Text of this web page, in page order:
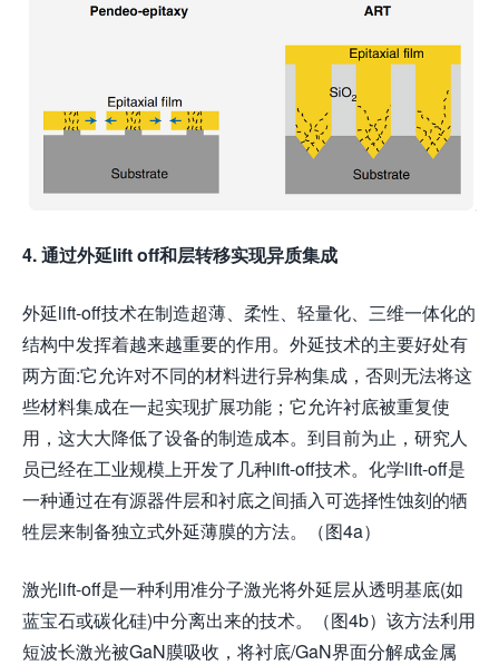
4. 通过外延lift off和层转移实现异质集成
外延lift-off技术在制造超薄、柔性、轻量化、三维一体化的
结构中发挥着越来越重要的作用。外延技术的主要好处有
两方面:它允许对不同的材料进行异构集成，否则无法将这
些材料集成在一起实现扩展功能；它允许衬底被重复使
用，这大大降低了设备的制造成本。到目前为止，研究人
员已经在工业规模上开发了几种lift-off技术。化学lift-off是
一种通过在有源器件层和衬底之间插入可选择性蚀刻的牺
牲层来制备独立式外延薄膜的方法。（图4a）
激光lift-off是一种利用准分子激光将外延层从透明基底(如
蓝宝石或碳化硅)中分离出来的技术。（图4b）该方法利用
短波长激光被GaN膜吸收，将衬底/GaN界面分解成金属